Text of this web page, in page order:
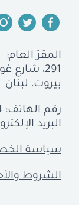
المقرّ العام:
291، شارع غورو، الجميزة
بيروت، لبنان
رقم الهاتف:
البريد
سياسة
الشروط